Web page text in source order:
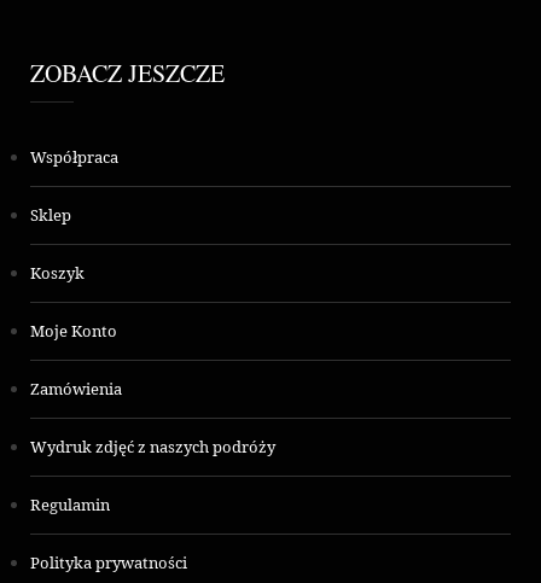
ZOBACZ JESZCZE
Współpraca
Sklep
Koszyk
Moje Konto
Zamówienia
Wydruk zdjęć z naszych podróży
Regulamin
Polityka prywatności